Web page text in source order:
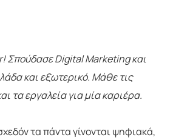
Σπούδασε Digital Marketing και
και εξωτερικό. Μάθε τις
τα εργαλεία για μία καριέρα.
τα πάντα γίνονται ψηφιακά,